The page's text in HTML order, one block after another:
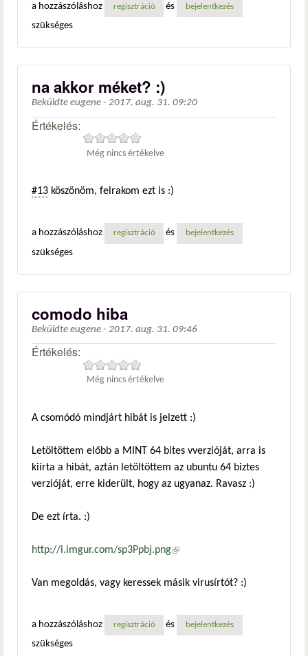
a hozzászóláshoz
regisztráció és bejelentkezés
szükséges
na akkor méket? :)
Beküldte eugene - 2017. aug. 31. 09:20
Értékelés:
Még nincs értékelve
#13 köszönöm, felrakom ezt is :)
a hozzászóláshoz regisztráció és bejelentkezés
szükséges
comodo hiba
Beküldte eugene - 2017. aug. 31. 09:46
Értékelés:
Még nincs értékelve
A csomódó mindjárt hibát is jelzett :)
Letöltöttem előbb a MINT 64 bites vverzióját, arra is
kiírta a hibát, aztán letöltöttem az ubuntu 64 biztes
verzióját, erre kiderült, hogy az ugyanaz. Ravasz :)
De ezt írta. :)
http://i.imgur.com/sp3Ppbj.png(külső hivatkozás)
Van megoldás, vagy keressek másik virusírtót? :)
a hozzászóláshoz regisztráció és bejelentkezés
szükséges